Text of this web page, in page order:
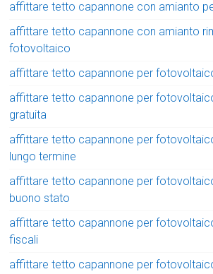
affittare tetto capannone con amianto
affittare tetto capannone con amianto
fotovoltaico
affittare tetto capannone per
affittare tetto capannone per
gratuita
affittare tetto capannone per
lungo termine
affittare tetto capannone per
buono stato
affittare tetto capannone per
fiscali
affittare tetto capannone per